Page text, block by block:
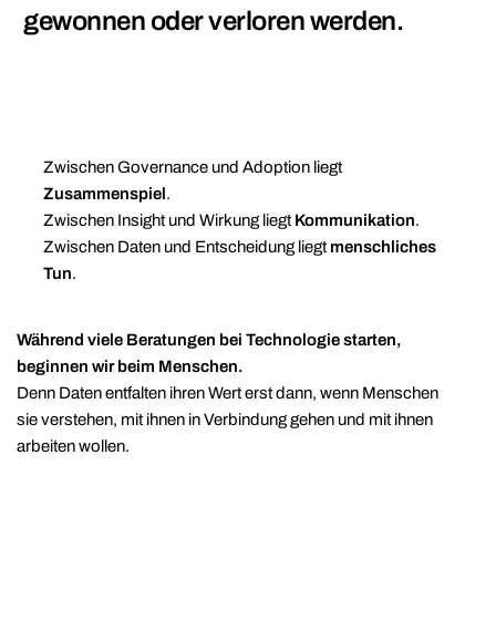
gewonnen oder verloren werden.
Zwischen Governance und Adoption liegt
Zusammenspiel.
Zwischen Insight und Wirkung liegt Kommunikation.
Zwischen Daten und Entscheidung liegt menschliches
Tun.
Während viele Beratungen bei Technologie starten,
beginnen wir beim Menschen.
Denn Daten entfalten ihren Wert erst dann, wenn Menschen
sie verstehen, mit ihnen in Verbindung gehen und mit ihnen
arbeiten wollen.